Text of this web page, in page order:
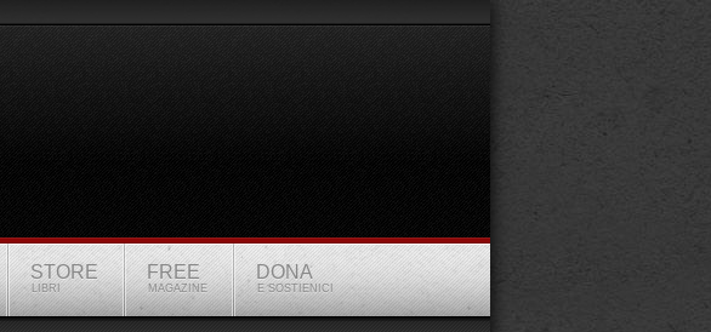
STORE
LIBRI
FREE
MAGAZINE
DONA
E SOSTIENICI